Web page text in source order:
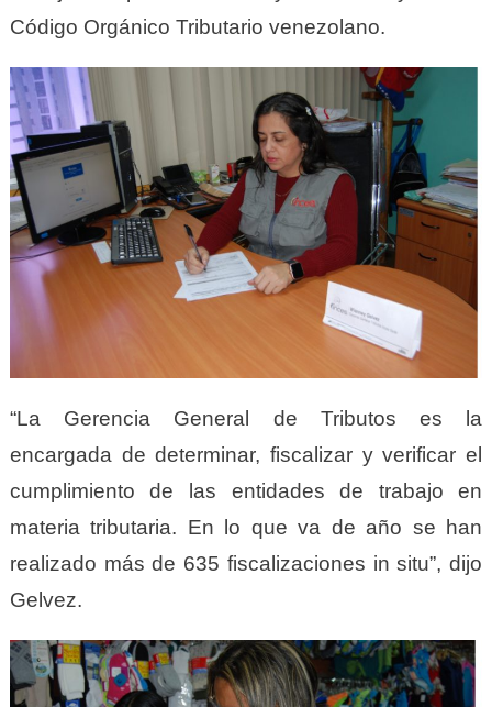
Código Orgánico Tributario venezolano.
“La Gerencia General de Tributos es la
encargada de determinar, fiscalizar y verificar el
cumplimiento de las entidades de trabajo en
materia tributaria. En lo que va de año se han
realizado más de 635 fiscalizaciones in situ”, dijo
Gelvez.